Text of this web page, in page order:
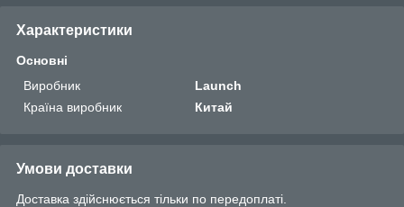
Характеристики
Основні
Виробник
Launch
Країна виробник
Китай
Умови доставки
Доставка здійснюється тільки по передоплаті.